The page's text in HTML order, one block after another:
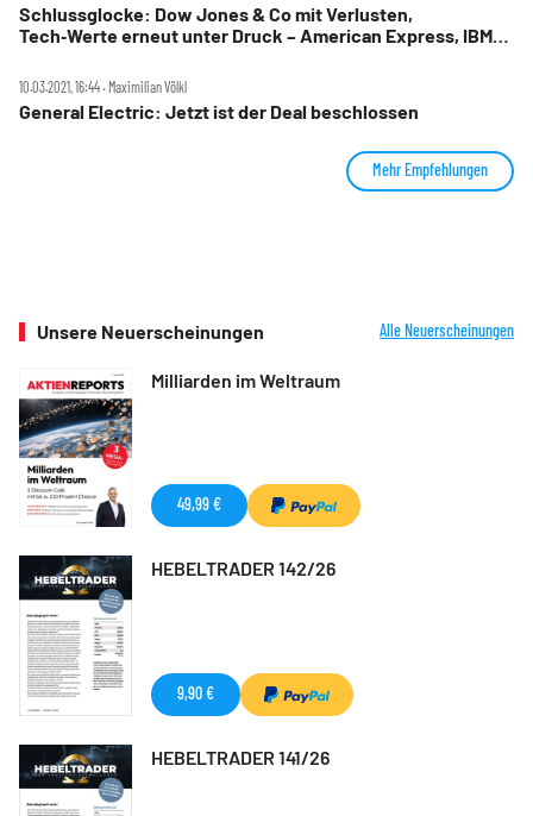
Schlussglocke: Dow Jones & Co mit Verlusten,
Tech‑Werte erneut unter Druck – American Express, IBM
10.03.2021, 16:44 ‧ Maximilian Völkl
General Electric: Jetzt ist der Deal beschlossen
Mehr Empfehlungen
Unsere Neuerscheinungen Alle Neuerscheinungen
Milliarden im Weltraum
49,99 €
HEBELTRADER 142/26
9,90 €
HEBELTRADER 141/26